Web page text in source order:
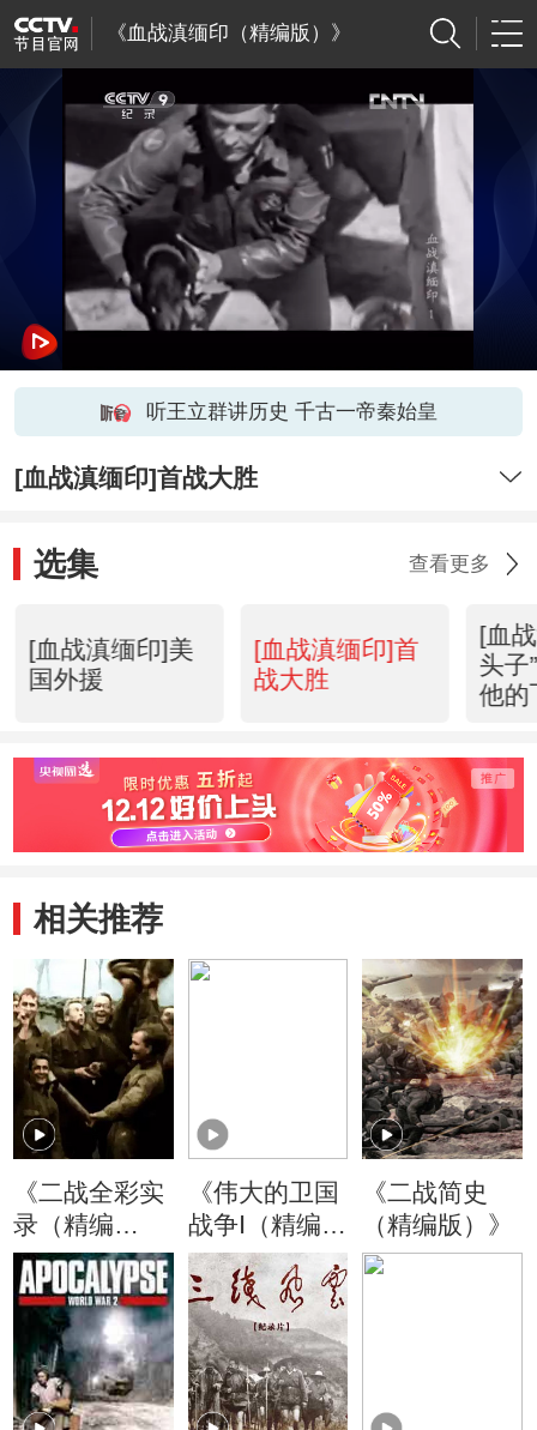
《血战滇缅印（精编版）》
听王立群讲历史 千古一帝秦始皇
[血战滇缅印]首战大胜
选集 查看更多
[血战滇缅印]美
国外援
[血战滇缅印]首
战大胜
[血
头子
他的
相关推荐
《二战全彩实
录（精编
版）》
《伟大的卫国
战争Ⅰ（精编
版）》
《二战简史
（精编版）》